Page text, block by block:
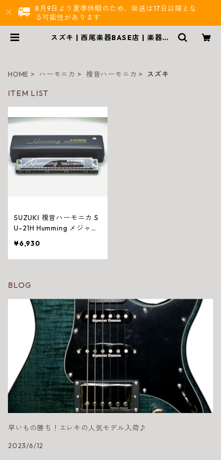
8月9日より夏季休暇のため、発送は17日以降とな
る可能性があります
スズキ | 西尾楽器BASE店 | 楽器通
HOME ハーモニカ 複音ハーモニカ スズキ
ITEM LIST
SUZUKI 複音ハーモニカ S
U-21H Humming メジャー
¥6,930
BLOG
早いもの勝ち！エレキの人気モデル入荷♪
2023/6/12